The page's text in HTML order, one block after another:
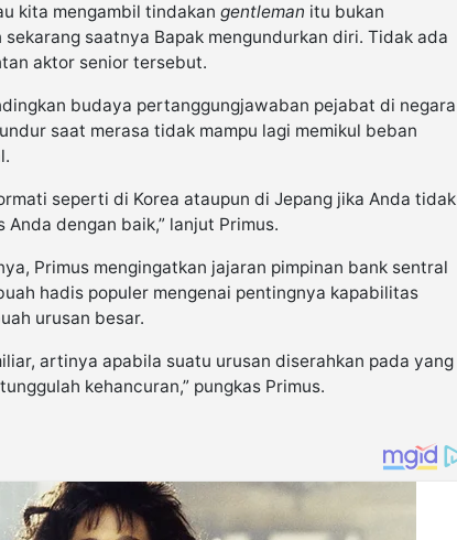
kita mengambil tindakan gentleman itu bukan
sekarang saatnya Bapak mengundurkan diri. Tidak ada
aktor senior tersebut.
budaya pertanggungjawaban pejabat di negara
saat merasa tidak mampu lagi memikul beban
seperti di Korea ataupun di Jepang jika Anda tidak
Anda dengan baik,” lanjut Primus.
Primus mengingatkan jajaran pimpinan bank sentral
hadis populer mengenai pentingnya kapabilitas
urusan besar.
artinya apabila suatu urusan diserahkan pada yang
kehancuran,” pungkas Primus.